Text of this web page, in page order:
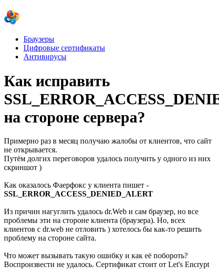
Браузеры
Цифровые сертификаты
Антивирусы
Как исправить
на стороне сервера?
Примерно раз в месяц получаю жалобы от клиентов, что сайт
не открывается.
Путём долгих переговоров удалось получить у одного из них
скриншот )
Как оказалось Фаерфокс у клиента пишет -
SSL_ERROR_ACCESS_DENIED_ALERT
Из причин нагуглить удалось dr.Web и сам браузер, но все
проблемы эти на стороне клиента (браузера). Но, всех
клиентов с dr.web не отловить ) хотелось бы как-то решить
проблему на стороне сайта.
Что может вызывать такую ошибку и как её побороть?
Воспроизвести не удалось. Сертификат стоит от Let's Encrypt